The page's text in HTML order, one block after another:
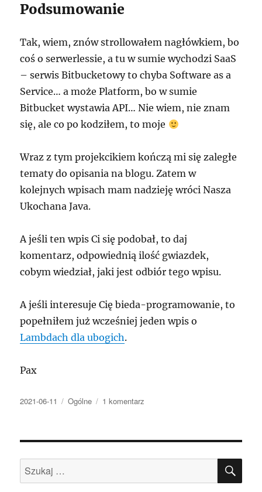
Podsumowanie
Tak, wiem, znów strollowałem nagłówkiem, bo
coś o serwerlessie, a tu w sumie wychodzi SaaS
– serwis Bitbucketowy to chyba Software as a
Service… a może Platform, bo w sumie
Bitbucket wystawia API… Nie wiem, nie znam
się, ale co po kodziłem, to moje
Wraz z tym projekcikiem kończą mi się zaległe
tematy do opisania na blogu. Zatem w
kolejnych wpisach mam nadzieję wróci Nasza
Ukochana Java.
A jeśli ten wpis Ci się podobał, to daj
komentarz, odpowiednią ilość gwiazdek,
cobym wiedział, jaki jest odbiór tego wpisu.
A jeśli interesuje Cię bieda-programowanie, to
popełniłem już wcześniej jeden wpis o
Lambdach dla ubogich.
Pax
Data
2021-06-11 Kategorie
Ogólne 1 komentarz
0 (0)
Szukaj: